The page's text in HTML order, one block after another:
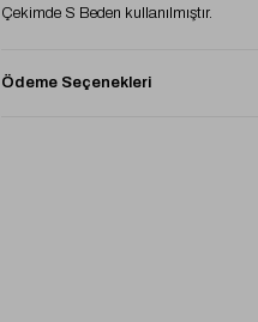
Çekimde S Beden kullanılmıştır.
Ödeme Seçenekleri